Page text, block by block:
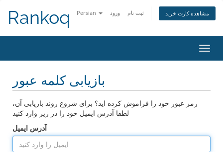
Persian ورود ثبت نام مشاهده کارت خرید Rankoq
تغییر
بازیابی کلمه عبور
رمز عبور خود را فراموش کرده اید؟ برای شروع روند بازیابی آن،
لطفا آدرس ایمیل خود را در زیر وارد کنید
آدرس ایمیل